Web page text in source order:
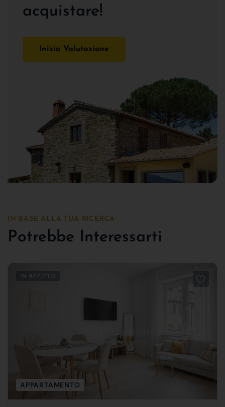
acquistare!
Inizia Valutazione
IN BASE ALLA TUA RICERCA
Potrebbe Interessarti
IN AFFITTO
APPARTAMENTO